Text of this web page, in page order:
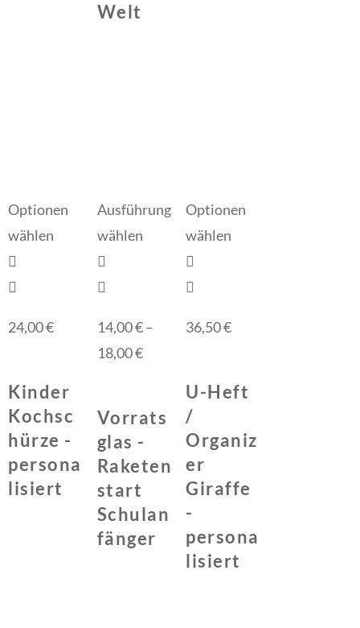
Welt
Optionen
wählen
24,00€
Kinder
Kochsc
hürze -
persona
lisiert
Ausführung
wählen
14,00€–
18,00€
Vorrats
glas -
Raketen
start
Schulan
fänger
Optionen
wählen
36,50€
U-Heft
/
Organiz
er
Giraffe
-
persona
lisiert